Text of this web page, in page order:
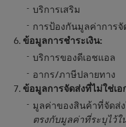
บริการเสริม
การป้องกันมูลค่าการจั
ข้อมูลการชําระเงิน:
บริการของดีเอชแอล
อากร/ภาษีปลายทาง
ข้อมูลการจัดส่งที่ไม่ใช่เอ
มูลค่าของสินค้าที่จัดส่
ตรงกับมูลค่าที่ระบุไว้